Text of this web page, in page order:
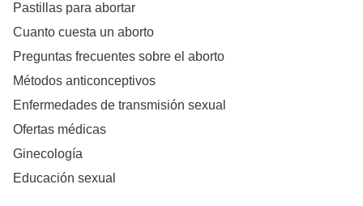
Pastillas para abortar
Cuanto cuesta un aborto
Preguntas frecuentes sobre el aborto
Métodos anticonceptivos
Enfermedades de transmisión sexual
Ofertas médicas
Ginecología
Educación sexual